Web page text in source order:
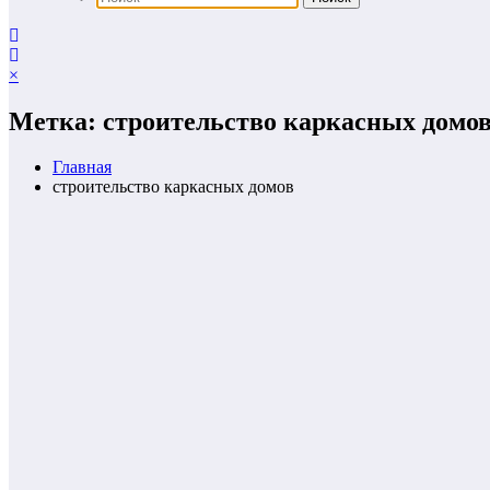
×
Метка: строительство каркасных
Главная
строительство каркасных домов